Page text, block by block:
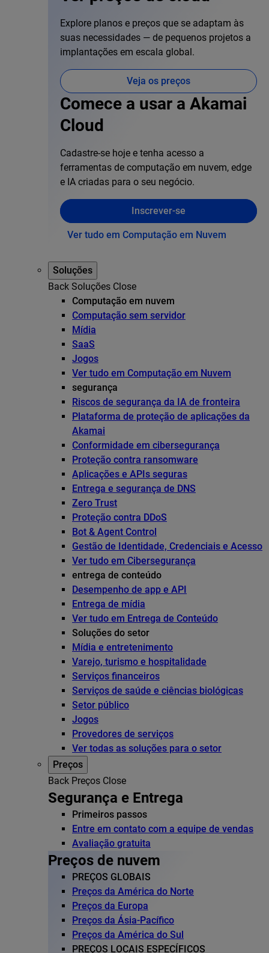
Explore planos e preços que se adaptam às
suas necessidades — de pequenos projetos a
implantações em escala global.
Veja os preços
Comece a usar a Akamai
Cloud
Cadastre-se hoje e tenha acesso a
ferramentas de computação em nuvem, edge
e IA criadas para o seu negócio.
Inscrever-se
Ver tudo em Computação em Nuvem
Soluções
Back Soluções Close
Computação em nuvem
Computação sem servidor
Mídia
SaaS
Jogos
Ver tudo em Computação em Nuvem
segurança
Riscos de segurança da IA de fronteira
Plataforma de proteção de aplicações da
Akamai
Conformidade em cibersegurança
Proteção contra ransomware
Aplicações e APIs seguras
Entrega e segurança de DNS
Zero Trust
Proteção contra DDoS
Bot & Agent Control
Gestão de Identidade, Credenciais e Acesso
Ver tudo em Cibersegurança
entrega de conteúdo
Desempenho de app e API
Entrega de mídia
Ver tudo em Entrega de Conteúdo
Soluções do setor
Mídia e entretenimento
Varejo, turismo e hospitalidade
Serviços financeiros
Serviços de saúde e ciências biológicas
Setor público
Jogos
Provedores de serviços
Ver todas as soluções para o setor
Preços
Back Preços Close
Segurança e Entrega
Primeiros passos
Entre em contato com a equipe de vendas
Avaliação gratuita
Preços de nuvem
PREÇOS GLOBAIS
Preços da América do Norte
Preços da Europa
Preços da Ásia-Pacífico
Preços da América do Sul
PREÇOS LOCAIS ESPECÍFICOS